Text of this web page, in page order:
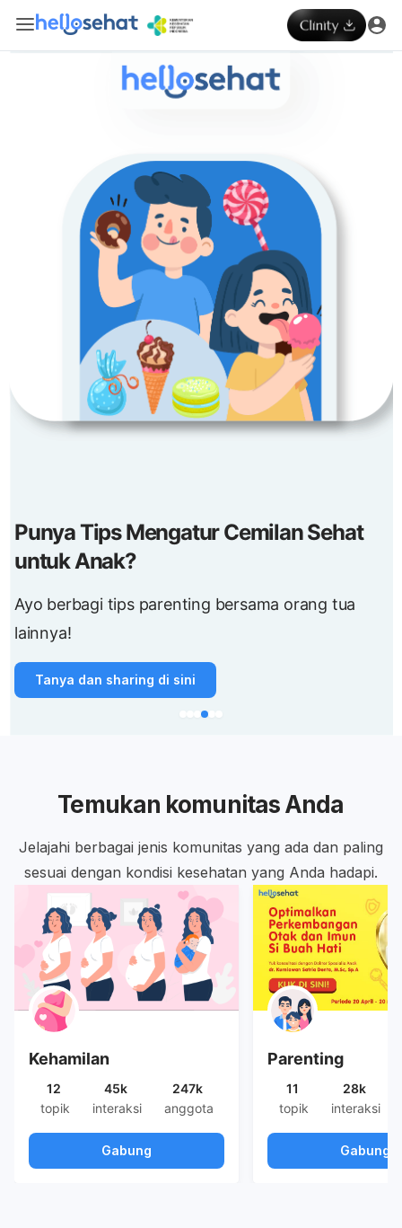
Punya Tips Mengatur Cemilan Sehat
untuk Anak?
Ayo berbagi tips parenting bersama orang tua
lainnya!
Tanya dan sharing di sini
Temukan komunitas Anda
Jelajahi berbagai jenis komunitas yang ada dan paling
sesuai dengan kondisi kesehatan yang Anda hadapi.
Kehamilan
12
topik
45k
interaksi
247k
anggota
Gabung
Parenting
11
topik
28k
interaksi
Gabung